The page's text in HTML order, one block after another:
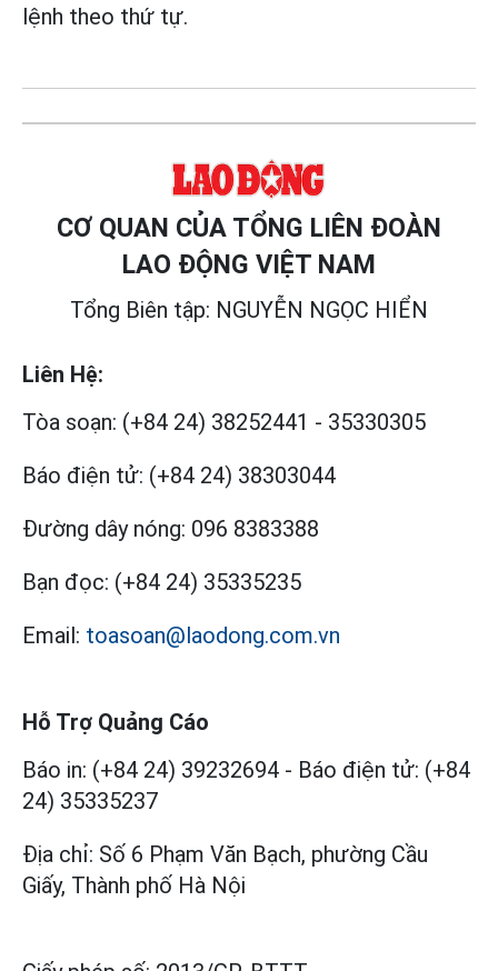
lệnh theo thứ tự.
CƠ QUAN CỦA TỔNG LIÊN ĐOÀN
LAO ĐỘNG VIỆT NAM
Tổng Biên tập: NGUYỄN NGỌC HIỂN
Liên Hệ:
Tòa soạn: (+84 24) 38252441 - 35330305
Báo điện tử: (+84 24) 38303044
Đường dây nóng: 096 8383388
Bạn đọc: (+84 24) 35335235
Email: toasoan@laodong.com.vn
Hỗ Trợ Quảng Cáo
Báo in: (+84 24) 39232694 - Báo điện tử: (+84
24) 35335237
Địa chỉ: Số 6 Phạm Văn Bạch, phường Cầu
Giấy, Thành phố Hà Nội